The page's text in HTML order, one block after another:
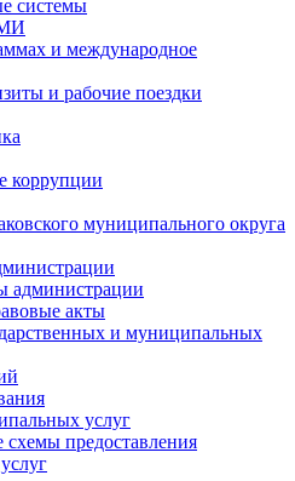
системы
и международное
и рабочие поездки
коррупции
муниципального округа
администрации
акты
и муниципальных
услуг
схемы предоставления